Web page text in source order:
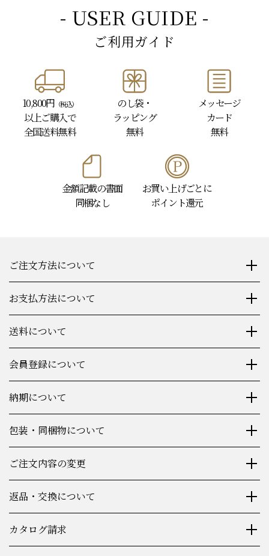
- USER GUIDE -
ご利用ガイド
10,800円 （税込）
以上ご購入で
全国送料無料
のし袋・
ラッピング
無料
メッセージ
カード
無料
金額記載の書面
同梱なし
お買い上げごとに
ポイント還元
ご注文方法について
お支払方法について
送料について
会員登録について
納期について
包装・同梱物について
ご注文内容の変更
返品・交換について
カタログ請求